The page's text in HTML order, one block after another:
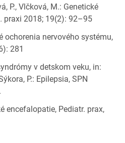
P., Vlčková, M.: Genetické
praxi 2018; 19(2): 92–95
ochorenia nervového systému,
281
v detskom veku, in:
P.: Epilepsia, SPN
encefalopatie, Pediatr. prax,